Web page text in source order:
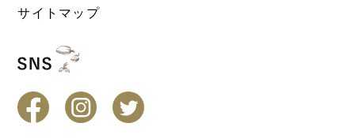
サイトマップ